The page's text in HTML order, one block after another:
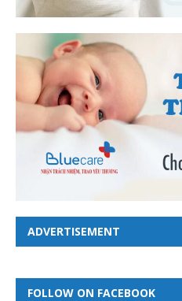
ADVERTISEMENT
FOLLOW ON FACEBOOK